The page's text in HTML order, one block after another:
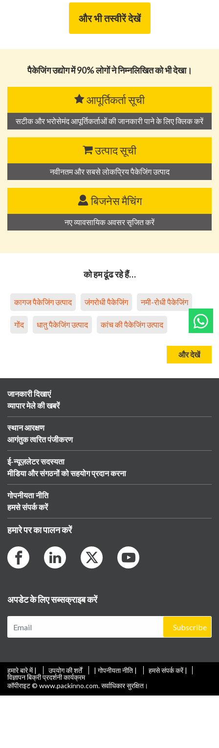
और भी तस्वीरें देखें
पैकेजिंग उद्योग में 90% लोगों ने निम्नलिखित को भी देखा।
आपूर्तिकर्ता सूची
सटीक और भरोसेमंद आपूर्तिकर्ताओं की जानकारी पाने के लिए क्लिक करें
उत्पाद सूची
नवीनतम और सबसे लोकप्रिय पैकेजिंग उत्पाद
बिजनेस मैचिंग
नए व्यावसायिक अवसर सृजित करें
को हम ढूंढ रहे हैं…
कागज पैकेजिंग उत्पाद जंगरोधी पैकेजिंग नमी-रोधी पैकेजिंग
गोंद धातु पैकेजिंग उत्पाद कांच की पैकेजिंग उत्पाद
और देखें
जानकारी दिखाएं
व्यापार मेले की खबरें
स्थान आरक्षण
आगंतुक त्वरित पंजीकरण
ई-न्यूज़लेटर सदस्यता
मीडिया और संगठनों को सहयोग प्रदान करना
गोपनीयता नीति
हमसे संपर्क करें
हमारे पर का पालन करें
अपडेट के लिए सब्सक्राइब करें
Subscribe
हमारे बारे में | उपयोग की शर्तें | गोपनीयता नीति |
हमसे संपर्क करें |
विज्ञापन बिक्री प्रदर्शनी कार्यक्रम
कॉपीराइट © www.packinno.com. सर्वाधिकार सुरक्षित।